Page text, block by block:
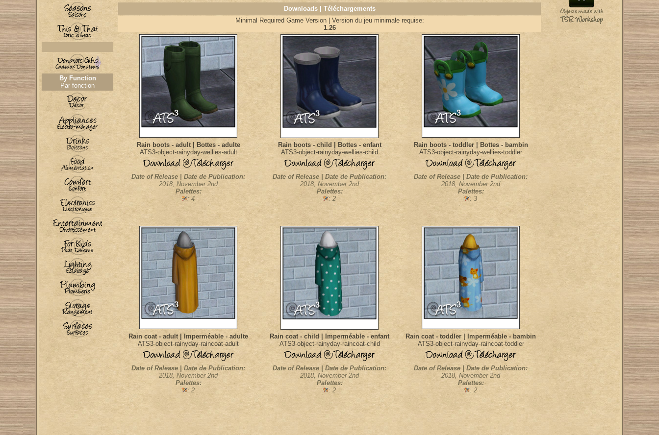
By Function
Par fonction
Downloads | Téléchargements
Minimal Required Game Version | Version du jeu minimale requise:
1.26
Rain boots - adult | Bottes - adulte
ATS3-object-rainyday-wellies-adult
Rain boots - child | Bottes - enfant
ATS3-object-rainyday-wellies-child
Rain boots - toddler | Bottes - bambin
ATS3-object-rainyday-wellies-toddler
Date of Release | Date de Publication:
2018, November 2nd
Palettes:
: 4
Date of Release | Date de Publication:
2018, November 2nd
Palettes:
: 2
Date of Release | Date de Publication:
2018, November 2nd
Palettes:
: 3
Rain coat - adult | Imperméable - adulte
ATS3-object-rainyday-raincoat-adult
Rain coat - child | Imperméable - enfant
ATS3-object-rainyday-raincoat-child
Rain coat - toddler | Imperméable - bambin
ATS3-object-rainyday-raincoat-toddler
Date of Release | Date de Publication:
2018, November 2nd
Palettes:
: 2
Date of Release | Date de Publication:
2018, November 2nd
Palettes:
: 2
Date of Release | Date de Publication:
2018, November 2nd
Palettes:
: 2